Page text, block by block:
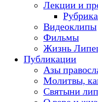
Лекции и
Видеоклипы
Фильмы
Жизнь
Публикации
Азы
Молитвы,
Святыни